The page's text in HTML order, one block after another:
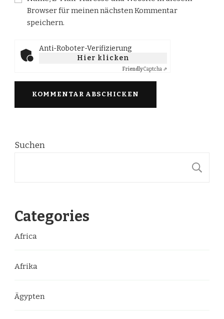
Browser für meinen nächsten Kommentar
speichern.
Anti-Roboter-Verifizierung
Hier klicken
FriendlyCaptcha ⇗
Suchen
Categories
Africa
Afrika
Ägypten